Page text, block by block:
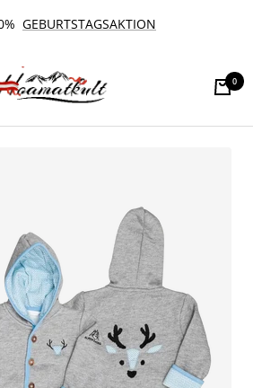
GEBURTSTAGSAKTION
Hoamatkult 0